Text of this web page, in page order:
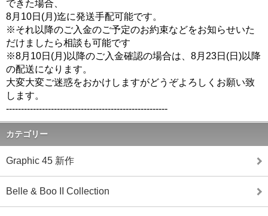
できた場合、
8月10日(月)迄に発送手配可能です。
※それ以降のご入金のご予定のお約束などをお知らせいた
だけましたら相談も可能です
※8月10日(月)以降のご入金確認の場合は、8月23日(日)以降
の配送になります。
大変大変ご迷惑をおかけしますがどうぞよろしくお願い致
します。
------------------------------------------------------
カテゴリー
Graphic 45 新作
Belle & Boo II Collection